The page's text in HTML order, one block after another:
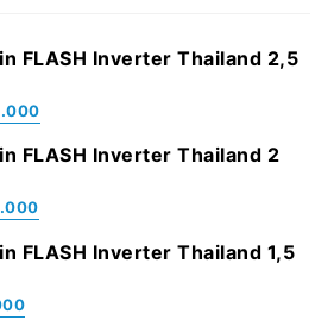
FLASH Inverter Thailand 2,5
FLASH Inverter Thailand 2
FLASH Inverter Thailand 1,5